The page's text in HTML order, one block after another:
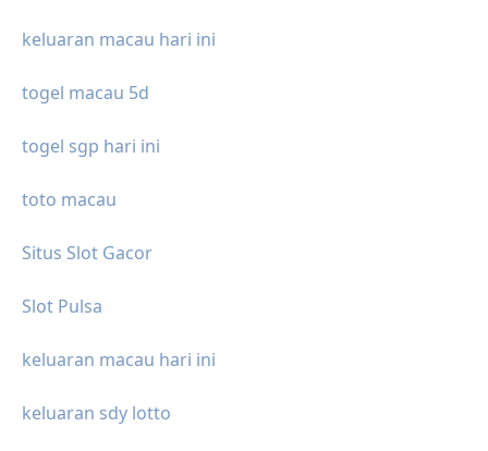
keluaran macau hari ini
togel macau 5d
togel sgp hari ini
toto macau
Situs Slot Gacor
Slot Pulsa
keluaran macau hari ini
keluaran sdy lotto